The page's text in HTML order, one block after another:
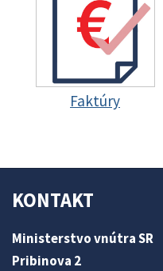
Faktúry
KONTAKT
Ministerstvo vnútra SR
Pribinova 2